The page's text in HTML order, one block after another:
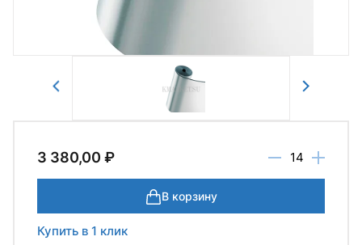
3 380,00 ₽
В корзину
Купить в 1 клик